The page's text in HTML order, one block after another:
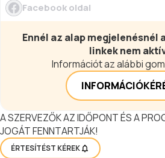
Facebook oldal
Ennél az alap megjelenésnél
linkek nem
Információt az alábbi
A SZERVEZŐK AZ IDŐPONT ÉS A
JOGÁT FENNTARTJÁK!
ÉRTESÍTÉST KÉREK